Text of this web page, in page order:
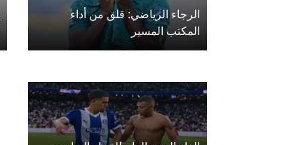
الرجاء الرياضي: قلق من أداء
المكتب المسير